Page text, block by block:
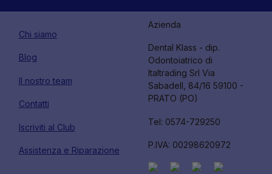
Chi siamo
Blog
Il nostro team
Contatti
Iscriviti al Club
Assistenza e Riparazione
Azienda
Dental Klass - dip.
Odontoiatrico di
Italtrading Srl Via
Sabadell, 84/16 59100 -
PRATO (PO)
Tel: 0574-729250
P.IVA: 00298620972